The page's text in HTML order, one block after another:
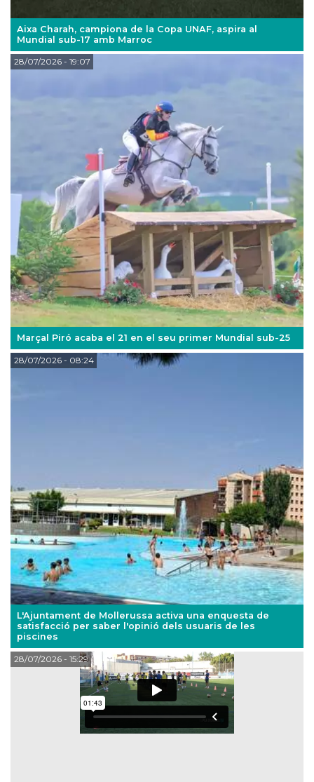
Aixa Charah, campiona de la Copa UNAF, aspira al
Mundial sub-17 amb Marroc
Marçal Piró acaba el 21 en el seu primer Mundial sub-25
28/07/2026- 19:07
L'Ajuntament de Mollerussa activa una enquesta de
satisfacció per saber l'opinió dels usuaris de les
piscines
28/07/2026- 08:24
28/07/2026- 15:29